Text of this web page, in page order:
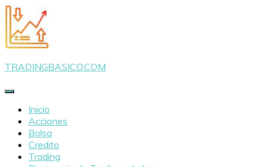
Saltar
al
contenido
TRADINGBASICO.COM
Inicio
Acciones
Bolsa
Credito
Trading